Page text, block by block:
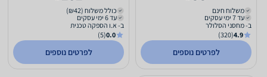
משלוח חינם
עד 7 ימי עסקים
ב- מחסני הסלולר
4.9
(320)
לפרטים נוספים
כולל משלוח (₪42)
עד 6 ימי עסקים
ב- א.ו הספקה טכנית
0.0
(5)
לפרטים נוספים